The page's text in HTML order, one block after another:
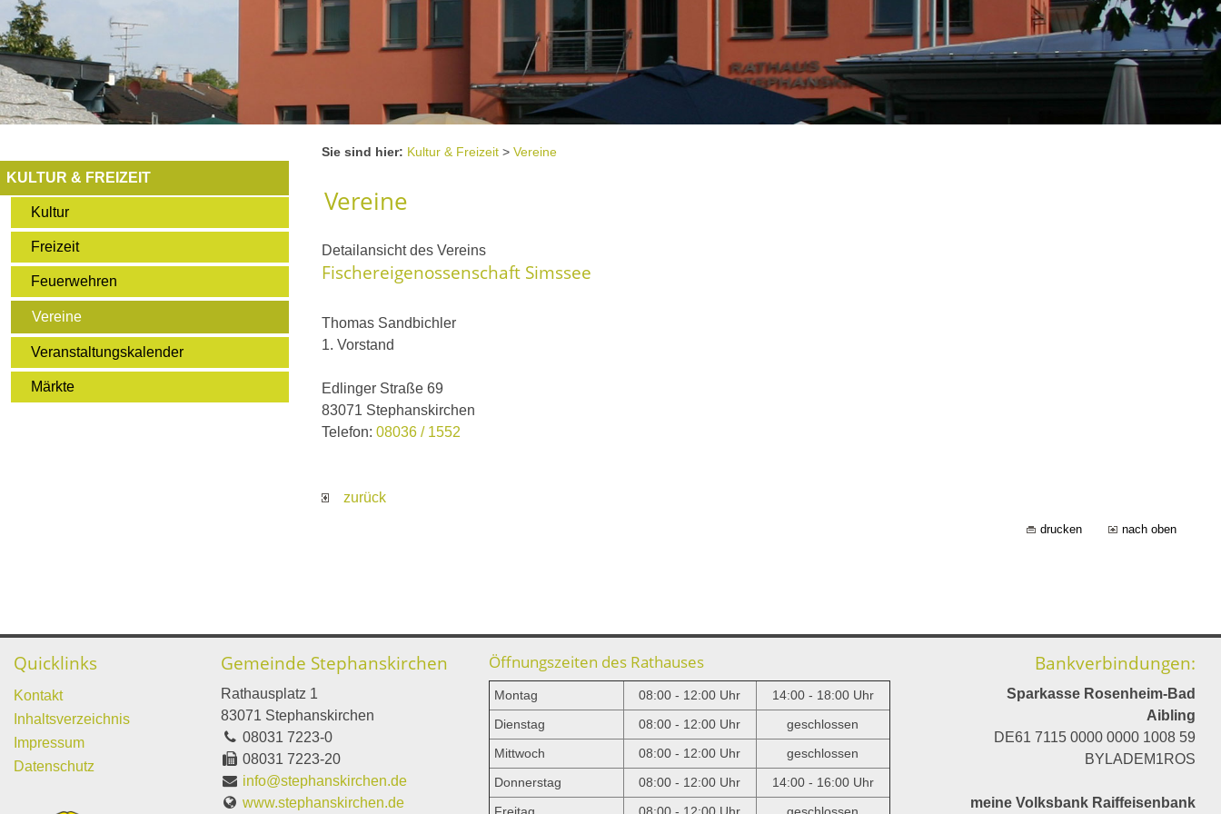
KULTUR & FREIZEIT
Kultur
Freizeit
Feuerwehren
Vereine
Veranstaltungskalender
Märkte
Sie sind hier: Kultur & Freizeit > Vereine
Vereine
Detailansicht des Vereins
Fischereigenossenschaft Simssee
Thomas Sandbichler
1. Vorstand
Edlinger Straße 69
83071 Stephanskirchen
Telefon: 08036 / 1552
zurück
drucken nach oben
Quicklinks
Kontakt
Inhaltsverzeichnis
Impressum
Datenschutz
Gemeinde Stephanskirchen
Rathausplatz 1
83071 Stephanskirchen
08031 7223-0
08031 7223-20
info@stephanskirchen.de
www.stephanskirchen.de
Öffnungszeiten des Rathauses
Montag 08:00 - 12:00 Uhr
14:00 - 18:00 Uhr
Dienstag
08:00 - 12:00 Uhr
geschlossen
Mittwoch
08:00 - 12:00 Uhr
geschlossen
Donnerstag
08:00 - 12:00 Uhr
14:00 - 16:00 Uhr
Bankverbindungen:
Sparkasse Rosenheim-Bad
Aibling
DE61 7115 0000 0000 1008 59
BYLADEM1ROS
meine Volksbank Raiffeisenbank